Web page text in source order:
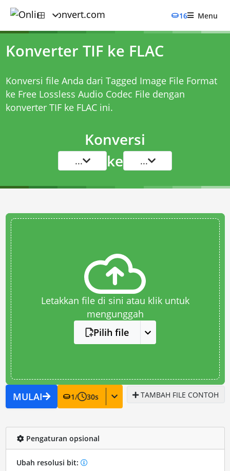
16 Menu
Konverter TIF ke FLAC
Konversi file Anda dari Tagged Image File Format
ke Free Lossless Audio Codec File dengan
konverter TIF ke FLACini.
Konversi
... ke ...
Letakkan file di sini atau klik untuk
mengunggah
Pilih file
MULAI 1/ 30s TAMBAH FILE CONTOH
Pengaturan opsional
Ubah resolusi bit: